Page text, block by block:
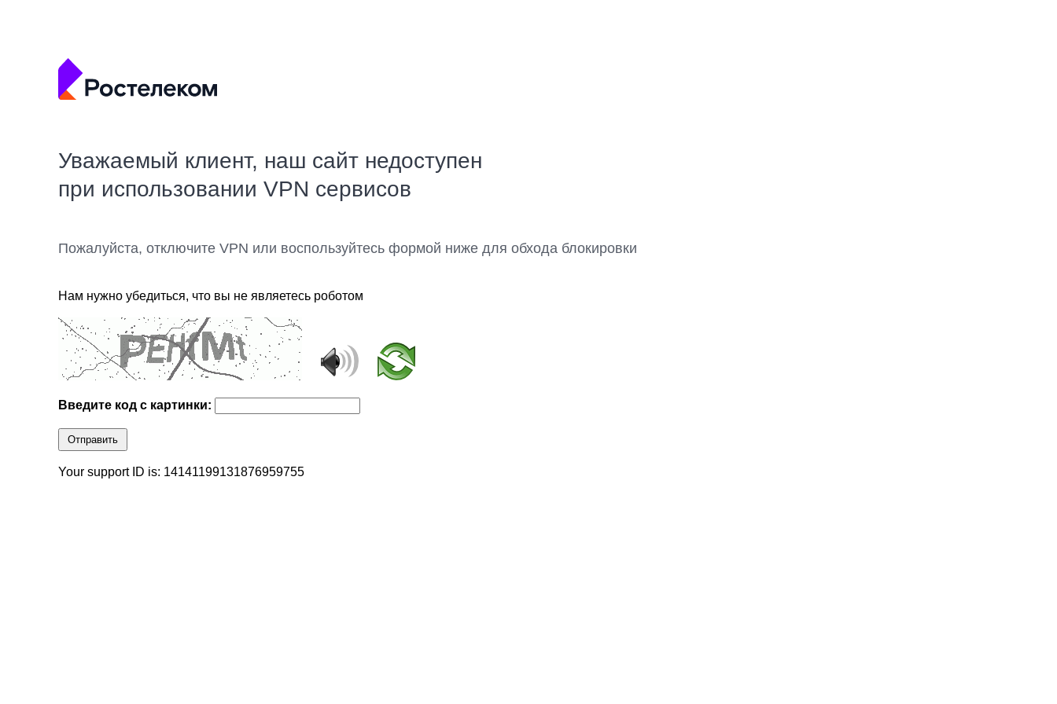
Уважаемый клиент, наш сайт недоступен
при использовании VPN сервисов
Пожалуйста, отключите VPN или воспользуйтесь формой ниже для обхода блокировки
Нам нужно убедиться, что вы не являетесь роботом
Введите код с картинки:
Отправить
Your support ID is: 14141199131876959755